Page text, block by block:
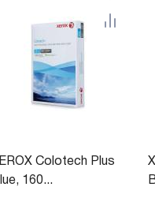
Colotech Plus
160...